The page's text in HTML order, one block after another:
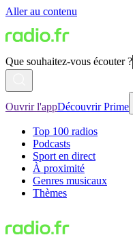
Aller au contenu
Que souhaitez-vous écouter ?
Ouvrir l'appDécouvrir Prime
Top 100 radios
Podcasts
Sport en direct
À proximité
Genres musicaux
Thèmes